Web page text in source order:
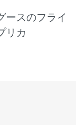
ースのフライ
リカ